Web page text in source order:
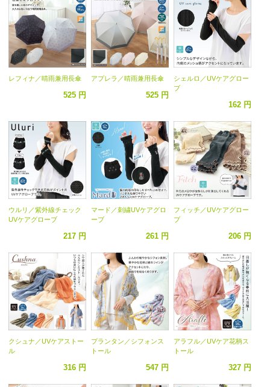
レフィナ／晴雨兼用長傘
525 円
アプレラ／晴雨兼用長傘
525 円
シェルロ／UVケアグロー
ブ
162 円
ウルリ／紫外線チェック
UVケアグローブ
217 円
マード／刺繍UVケアグロ
ーブ
261 円
フィッチ／UVケアグロー
ブ
206 円
クシュナ／UVケアストー
ル
316 円
プランタン／シフォンス
トール
547 円
アラフル／UVケア花柄ス
トール
327 円